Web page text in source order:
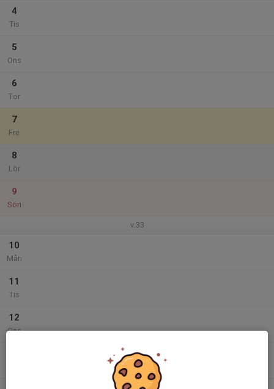
4
Tis
5
Ons
6
Tor
7
Fre
8
Lör
9
Sön
v.33
10
Mån
11
Tis
12
Ons